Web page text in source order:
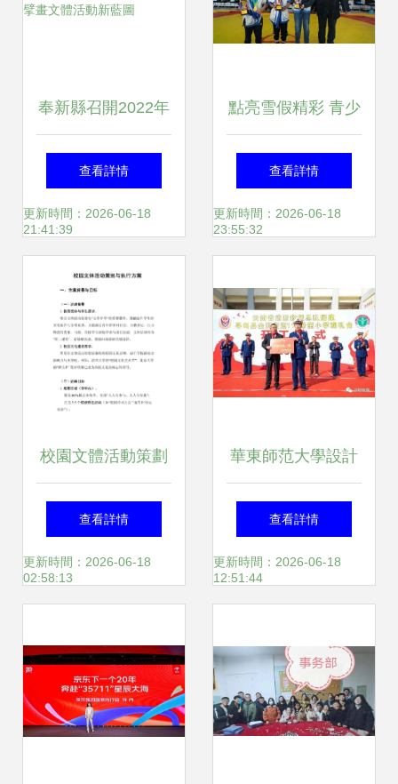
奉新縣召開2022年
全市文旅大會策劃
設計方案匯報會，
圖
查看詳情
更新時間：2026-06-18
21:41:39
點亮雪假精彩 青少
年摔跤賽事綻放冬
日活力
查看詳情
更新時間：2026-06-18
23:55:32
校園文體活動策劃
與執行全攻略 從創
意到落地的完美閉
查看詳情
更新時間：2026-06-18
02:58:13
華東師范大學設計
學院深度調研我縣
文創產品開發與文
展
查看詳情
更新時間：2026-06-18
12:51:44